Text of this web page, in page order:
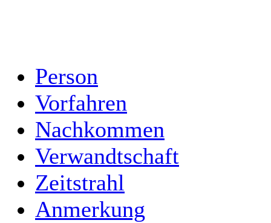
Person
Vorfahren
Nachkommen
Verwandtschaft
Zeitstrahl
Anmerkung